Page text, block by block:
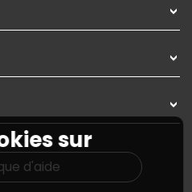
d'aide
sur